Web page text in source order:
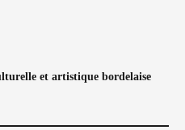
et artistique bordelaise